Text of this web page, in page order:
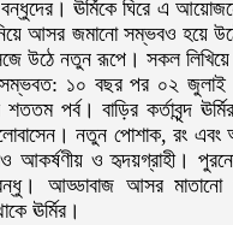
বন্ধুদের। ঊর্মিকে ঘিরে এ
আসর জমানো সম্ভবও হয়ে
উঠে নতুন রূপে। সকল লিখিয়ে
সম্ভবত: ১০ বছর পর ০২ জুলাই
পর্ব। বাড়ির কর্তাবৃন্দ
নতুন পোশাক, রং এবং
ও হৃদয়গ্রাহী।
আড্ডাবাজ আসর মাতানো
ঊর্মির।